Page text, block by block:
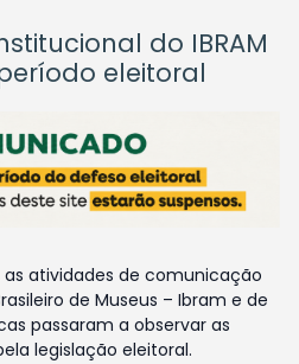
do IBRAM
eleitoral
as atividades de comunicação
de Museus – Ibram e de
passaram a observar as
legislação eleitoral.